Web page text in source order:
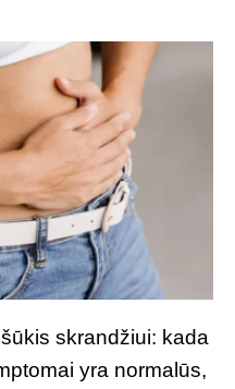
skrandžiui: kada
yra normalūs,